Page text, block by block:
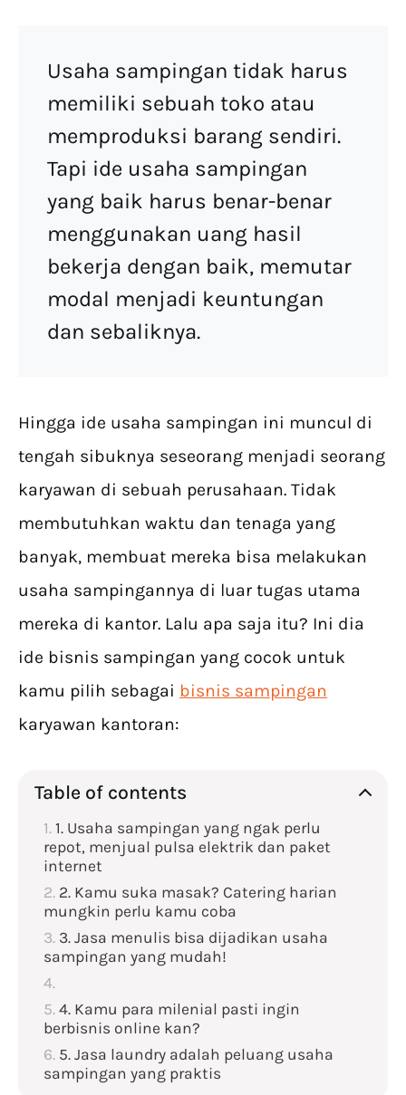
Usaha sampingan tidak harus
memiliki sebuah toko atau
memproduksi barang sendiri.
Tapi ide usaha sampingan
yang baik harus benar-benar
menggunakan uang hasil
bekerja dengan baik, memutar
modal menjadi keuntungan
dan sebaliknya.
Hingga ide usaha sampingan ini muncul di
tengah sibuknya seseorang menjadi seorang
karyawan di sebuah perusahaan. Tidak
membutuhkan waktu dan tenaga yang
banyak, membuat mereka bisa melakukan
usaha sampingannya di luar tugas utama
mereka di kantor. Lalu apa saja itu? Ini dia
ide bisnis sampingan yang cocok untuk
kamu pilih sebagai bisnis sampingan
karyawan kantoran:
Table of contents
1. Usaha sampingan yang ngak perlu
repot, menjual pulsa elektrik dan paket
internet
2. Kamu suka masak? Catering harian
mungkin perlu kamu coba
3. Jasa menulis bisa dijadikan usaha
sampingan yang mudah!
4. Kamu para milenial pasti ingin
berbisnis online kan?
5. Jasa laundry adalah peluang usaha
sampingan yang praktis